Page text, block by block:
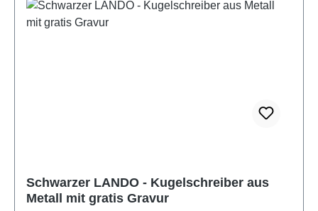
Schwarzer LANDO - Kugelschreiber aus
Metall mit gratis Gravur